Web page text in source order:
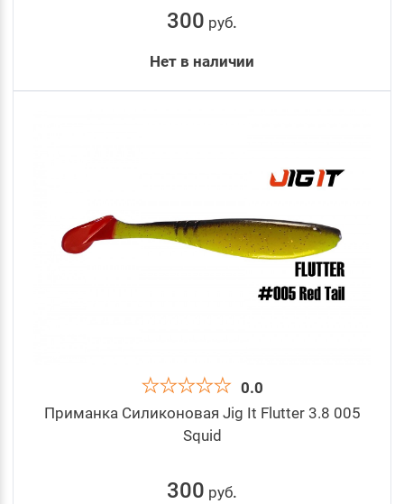
300 руб.
Нет в наличии
0.0
Приманка Силиконовая Jig It Flutter 3.8 005
Squid
300 руб.